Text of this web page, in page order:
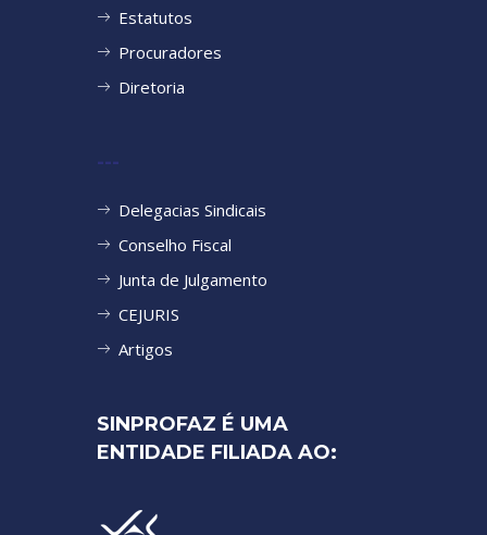
Estatutos
Procuradores
Diretoria
---
Delegacias Sindicais
Conselho Fiscal
Junta de Julgamento
CEJURIS
Artigos
SINPROFAZ É UMA
ENTIDADE FILIADA AO: